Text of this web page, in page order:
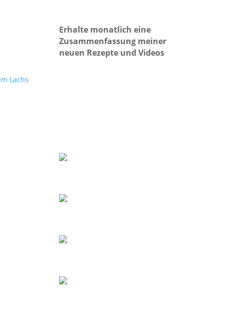
Lachs
Erhalte monatlich eine
Zusammenfassung meiner
neuen Rezepte und Videos